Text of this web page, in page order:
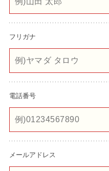
フリガナ
電話番号
メールアドレス